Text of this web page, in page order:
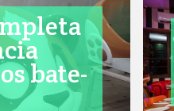
bate-